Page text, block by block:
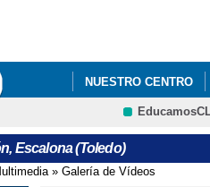
NUESTRO CENTRO
INFÓRMATE
Escalona (Toledo)
aquí
» Galería de Vídeos